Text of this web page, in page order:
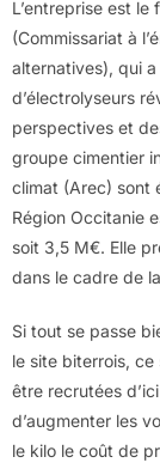
L’entreprise est le
(Commissariat à
alternatives), qui
d’électrolyseurs
perspectives et
groupe cimentier
climat (Arec) sont
Région Occitanie
soit 3,5 M€. Elle
dans le cadre de
Si tout se passe
le site biterrois,
être recrutées
d’augmenter les
le kilo le coût de